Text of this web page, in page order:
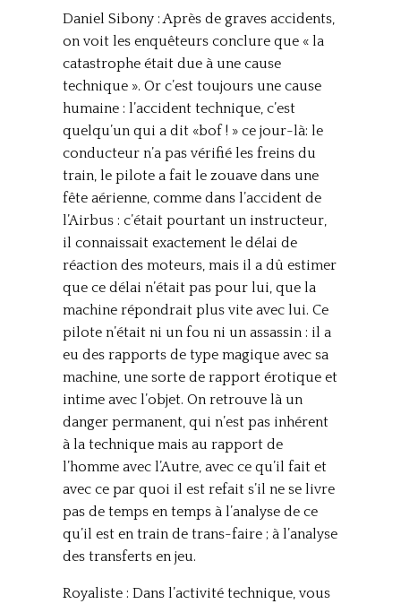
Daniel Sibony : Après de graves accidents,
on voit les enquêteurs conclure que « la
catastrophe était due à une cause
technique ». Or c’est toujours une cause
humaine : l’accident technique, c’est
quelqu’un qui a dit «bof ! » ce jour-là: le
conducteur n’a pas vérifié les freins du
train, le pilote a fait le zouave dans une
fête aérienne, comme dans l’accident de
l’Airbus : c’était pourtant un instructeur,
il connaissait exactement le délai de
réaction des moteurs, mais il a dû estimer
que ce délai n’était pas pour lui, que la
machine répondrait plus vite avec lui. Ce
pilote n’était ni un fou ni un assassin : il a
eu des rapports de type magique avec sa
machine, une sorte de rapport érotique et
intime avec l’objet. On retrouve là un
danger permanent, qui n’est pas inhérent
à la technique mais au rapport de
l’homme avec l’Autre, avec ce qu’il fait et
avec ce par quoi il est refait s’il ne se livre
pas de temps en temps à l’analyse de ce
qu’il est en train de trans-faire ; à l’analyse
des transferts en jeu.
Royaliste : Dans l’activité technique, vous